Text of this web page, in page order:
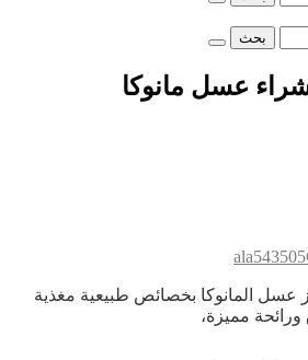
عسل مانوكا
ala543505
on
عسل
المانوكا
عسل المانوكا بخصائص طبيعية مغذية
مميزة،